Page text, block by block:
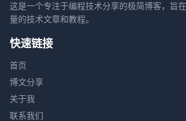
这是一个专注于编程技术分享的极简博客，旨
量的技术文章和教程。
快速链接
首页
博文分享
关于我
联系我们